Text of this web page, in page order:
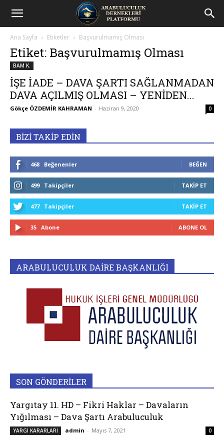
Arabuluculuk
Dernekleri
Ana Sayfa Etiketler Başvurulmamış Olması
Etiket: Başvurulmamış Olması
BAM K.
İŞE İADE – DAVA ŞARTI SAĞLANMADAN
DAVA AÇILMIŞ OLMASI – YENİDEN...
Gökçe ÖZDEMİR KAHRAMAN - Haziran 9, 2020 0
BİZİ TAKİP EDİN
468 Beğenenler BEĞEN
499 Takipçiler TAKIP ET
477 Takipçiler TAKIP ET
35 Abone ABONE OL
ARABULUCULUK DAİRE BAŞKANLIĞI
SON GÖNDERİLER
Yargıtay 11. HD – Fikri Haklar – Davaların
Yığılması – Dava Şartı Arabuluculuk
YARGI KARARLARI admin - Mayıs 7, 2021 0